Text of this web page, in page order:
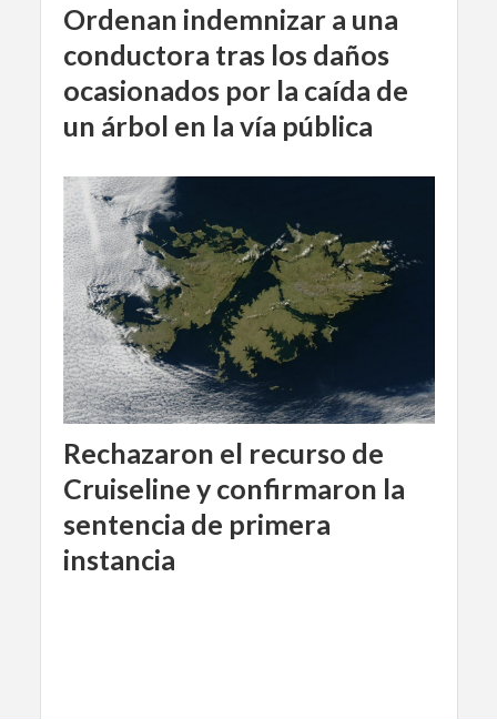
Ordenan indemnizar a una
conductora tras los daños
ocasionados por la caída de
un árbol en la vía pública
Rechazaron el recurso de
Cruiseline y confirmaron la
sentencia de primera
instancia